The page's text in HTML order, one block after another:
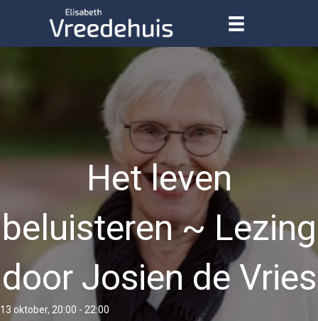
Het leven
beluisteren ~ Lezing
door Josien de Vries
13 oktober, 20:00 - 22:00